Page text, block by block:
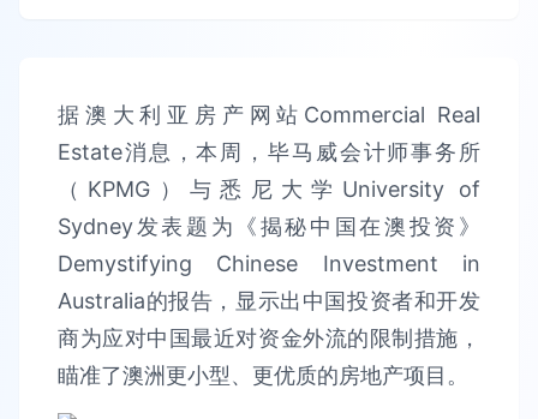
据澳大利亚房产网站Commercial Real
Estate消息，本周，毕马威会计师事务所
（KPMG）与悉尼大学University of
Sydney发表题为《揭秘中国在澳投资》
Demystifying Chinese Investment in
Australia的报告，显示出中国投资者和开发
商为应对中国最近对资金外流的限制措施，
瞄准了澳洲更小型、更优质的房地产项目。